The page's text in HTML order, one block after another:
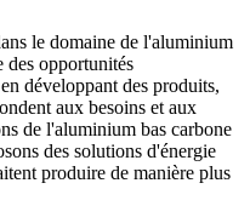
le domaine de l'aluminium
des opportunités
développant des produits,
aux besoins et aux
de l'aluminium bas carbone
des solutions d'énergie
produire de manière plus